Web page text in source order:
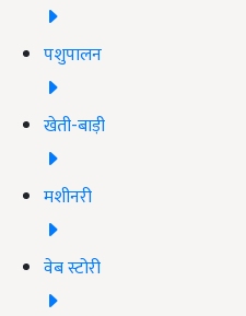
पशुपालन
खेती-बाड़ी
मशीनरी
वेब स्टोरी